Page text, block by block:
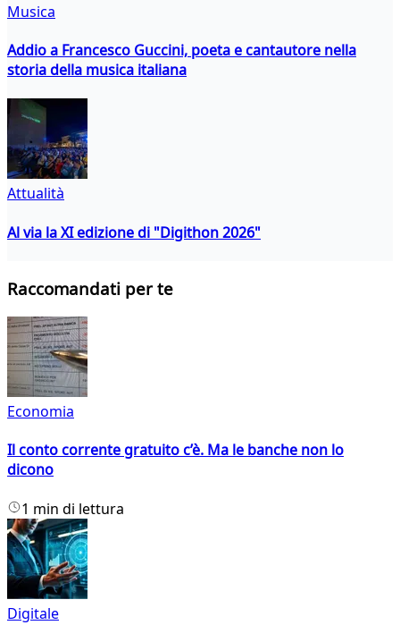
Musica
Addio a Francesco Guccini, poeta e cantautore nella
storia della musica italiana
Attualità
Al via la XI edizione di "Digithon 2026"
Raccomandati per te
Economia
Il conto corrente gratuito c’è. Ma le banche non lo
dicono
1 min di lettura
Digitale